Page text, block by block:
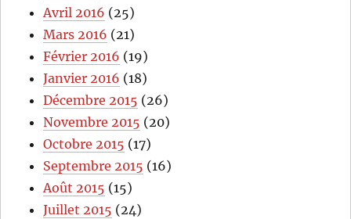
Avril 2016 (25)
Mars 2016 (21)
Février 2016 (19)
Janvier 2016 (18)
Décembre 2015 (26)
Novembre 2015 (20)
Octobre 2015 (17)
Septembre 2015 (16)
Août 2015 (15)
Juillet 2015 (24)